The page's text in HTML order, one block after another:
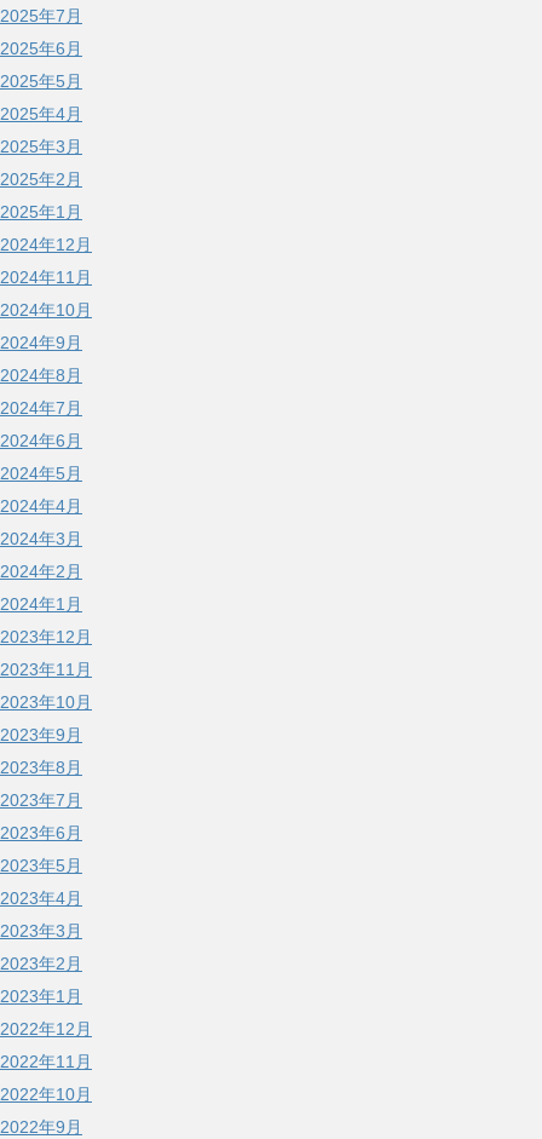
2025年7月
2025年6月
2025年5月
2025年4月
2025年3月
2025年2月
2025年1月
2024年12月
2024年11月
2024年10月
2024年9月
2024年8月
2024年7月
2024年6月
2024年5月
2024年4月
2024年3月
2024年2月
2024年1月
2023年12月
2023年11月
2023年10月
2023年9月
2023年8月
2023年7月
2023年6月
2023年5月
2023年4月
2023年3月
2023年2月
2023年1月
2022年12月
2022年11月
2022年10月
2022年9月